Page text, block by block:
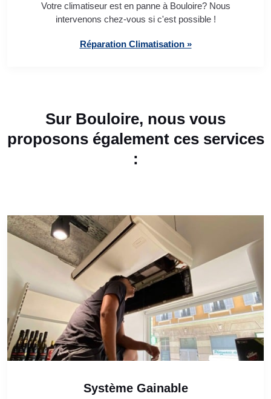
Votre climatiseur est en panne à Bouloire? Nous
intervenons chez-vous si c'est possible !
Réparation Climatisation »
Sur Bouloire, nous vous
proposons également ces services
:
Système Gainable